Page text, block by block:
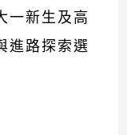
一新生及高
進路探索選